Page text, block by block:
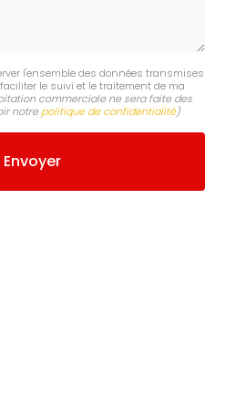
l'ensemble des données transmises
le suivi et le traitement de ma
commerciale ne sera faite des
notre politique de confidentialité)